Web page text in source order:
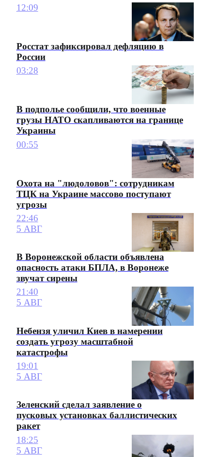
12:09
Росстат зафиксировал дефляцию в
России
03:28
В подполье сообщили, что военные
грузы НАТО скапливаются на границе
Украины
00:55
Охота на "людоловов": сотрудникам
ТЦК на Украине массово поступают
угрозы
22:46
5 АВГ
В Воронежской области объявлена
опасность атаки БПЛА, в Воронеже
звучат сирены
21:40
5 АВГ
Небензя уличил Киев в намерении
создать угрозу масштабной
катастрофы
19:01
5 АВГ
Зеленский сделал заявление о
пусковых установках баллистических
ракет
18:25
5 АВГ